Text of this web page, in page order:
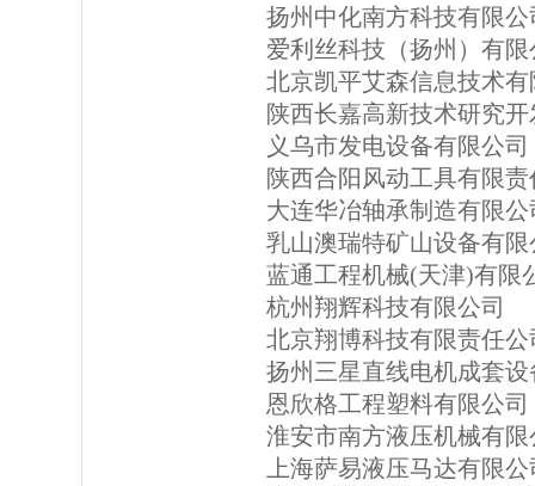
扬州中化南方科技有限公
爱利丝科技（扬州）有限
北京凯平艾森信息技术有
陕西长嘉高新技术研究
义乌市发电设备有限公司
陕西合阳风动工具有限
大连华冶轴承制造有限公
乳山澳瑞特矿山设备有限
蓝通工程机械(天津)有限
杭州翔辉科技有限公司
北京翔博科技有限责任公
扬州三星直线电机成套
恩欣格工程塑料有限公司
淮安市南方液压机械有限
上海萨易液压马达有限公